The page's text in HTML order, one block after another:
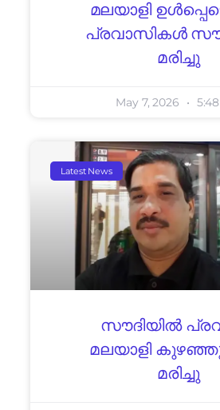
മലയാളി
പ്രവാസികൾ
മരിച്ചു
May 7, 2026
Latest News
സൗദിയിൽ
മലയാളി
മരിച്ചു